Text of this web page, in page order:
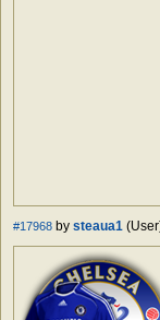
#17968 by steaua1